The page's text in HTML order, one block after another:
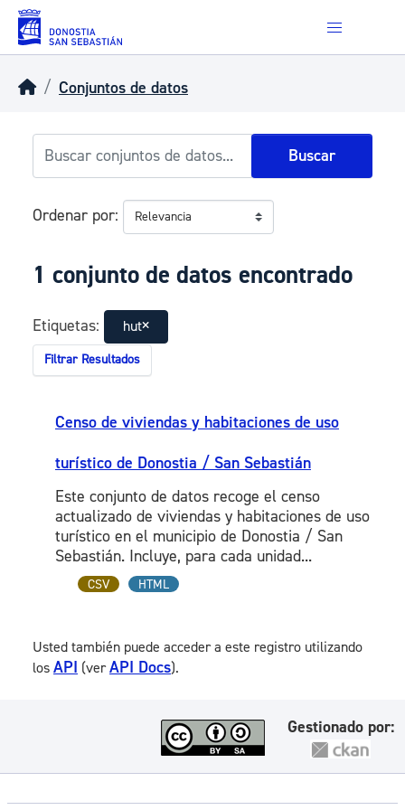
Skip to main content
Conjuntos de datos
Buscar
Ordenar por
1 conjunto de datos encontrado
Etiquetas: hut
Filtrar Resultados
Censo de viviendas y habitaciones de uso
turístico de Donostia / San Sebastián
Este conjunto de datos recoge el censo
actualizado de viviendas y habitaciones de uso
turístico en el municipio de Donostia / San
Sebastián. Incluye, para cada unidad...
CSV HTML
Usted también puede acceder a este registro utilizando
los API (verAPI Docs).
Gestionado por: